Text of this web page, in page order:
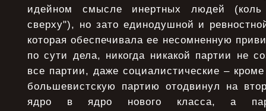
идейном смысле инертных людей
сверху"), но зато единодушной и
которая обеспечивала ее несомненную
по сути дела, никогда никакой партии не
все партии, даже социалистические –
большевистскую партию отодвинул на
ядро в ядро нового класса, а